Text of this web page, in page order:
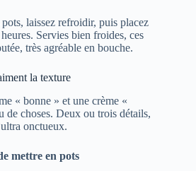
laissez refroidir, puis placez
Servies bien froides, ces
très agréable en bouche.
la texture
« bonne » et une crème «
de choses. Deux ou trois détails,
onctueux.
mettre en pots